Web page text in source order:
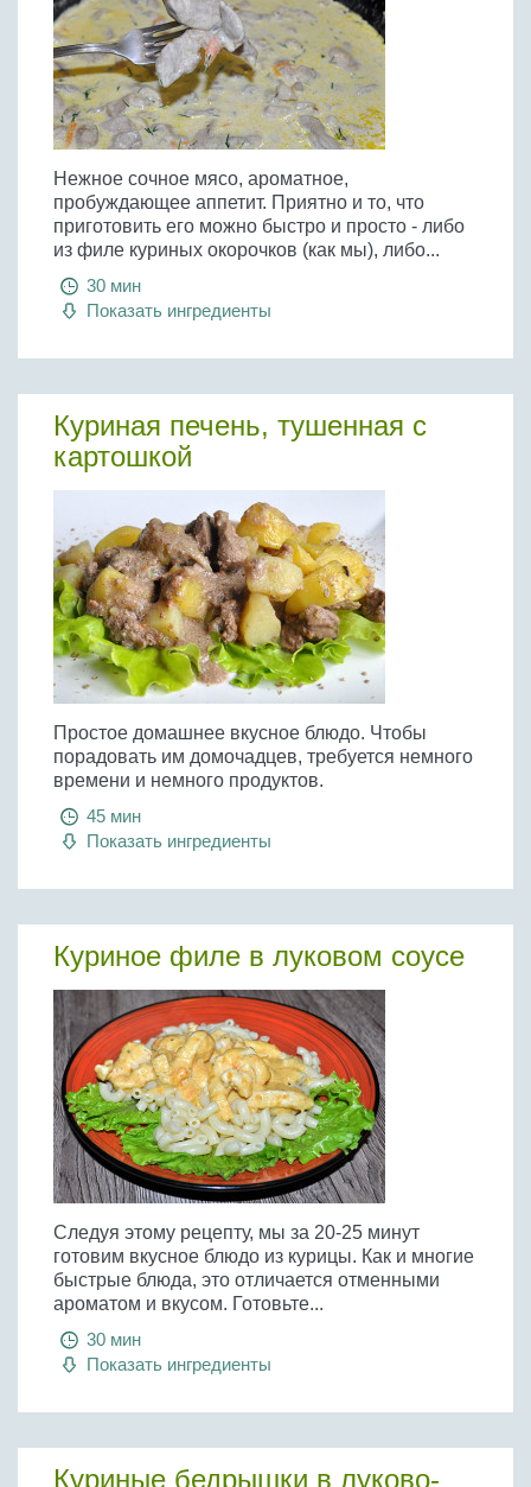
Нежное сочное мясо, ароматное,
пробуждающее аппетит. Приятно и то, что
приготовить его можно быстро и просто - либо
из филе куриных окорочков (как мы), либо...
30 мин
Показать ингредиенты
Куриная печень, тушенная с
картошкой
Простое домашнее вкусное блюдо. Чтобы
порадовать им домочадцев, требуется немного
времени и немного продуктов.
45 мин
Показать ингредиенты
Куриное филе в луковом соусе
Следуя этому рецепту, мы за 20-25 минут
готовим вкусное блюдо из курицы. Как и многие
быстрые блюда, это отличается отменными
ароматом и вкусом. Готовьте...
30 мин
Показать ингредиенты
Куриные бедрышки в луково-